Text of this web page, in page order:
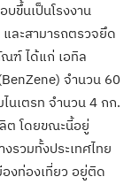
ขึ้นเป็นโรงงาน
ละสามารถตรวจยึด
ฑ์ ได้แก่ เอทิล
จำนวน 60
นเตรท จำนวน 4 กก.
ต โดยขณะนี้อยู่
รวมทั้งประเทศไทย
องท่องเที่ยว อยู่ติด